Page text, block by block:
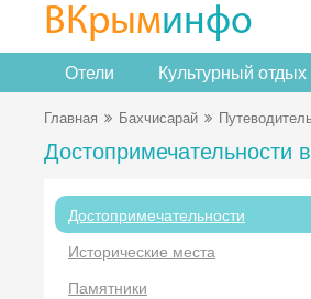
ВКрыминфо
Отели Культурный отдых
Главная Бахчисарай Путеводитель
Достопримечательности
Достопримечательности
Исторические места
Памятники